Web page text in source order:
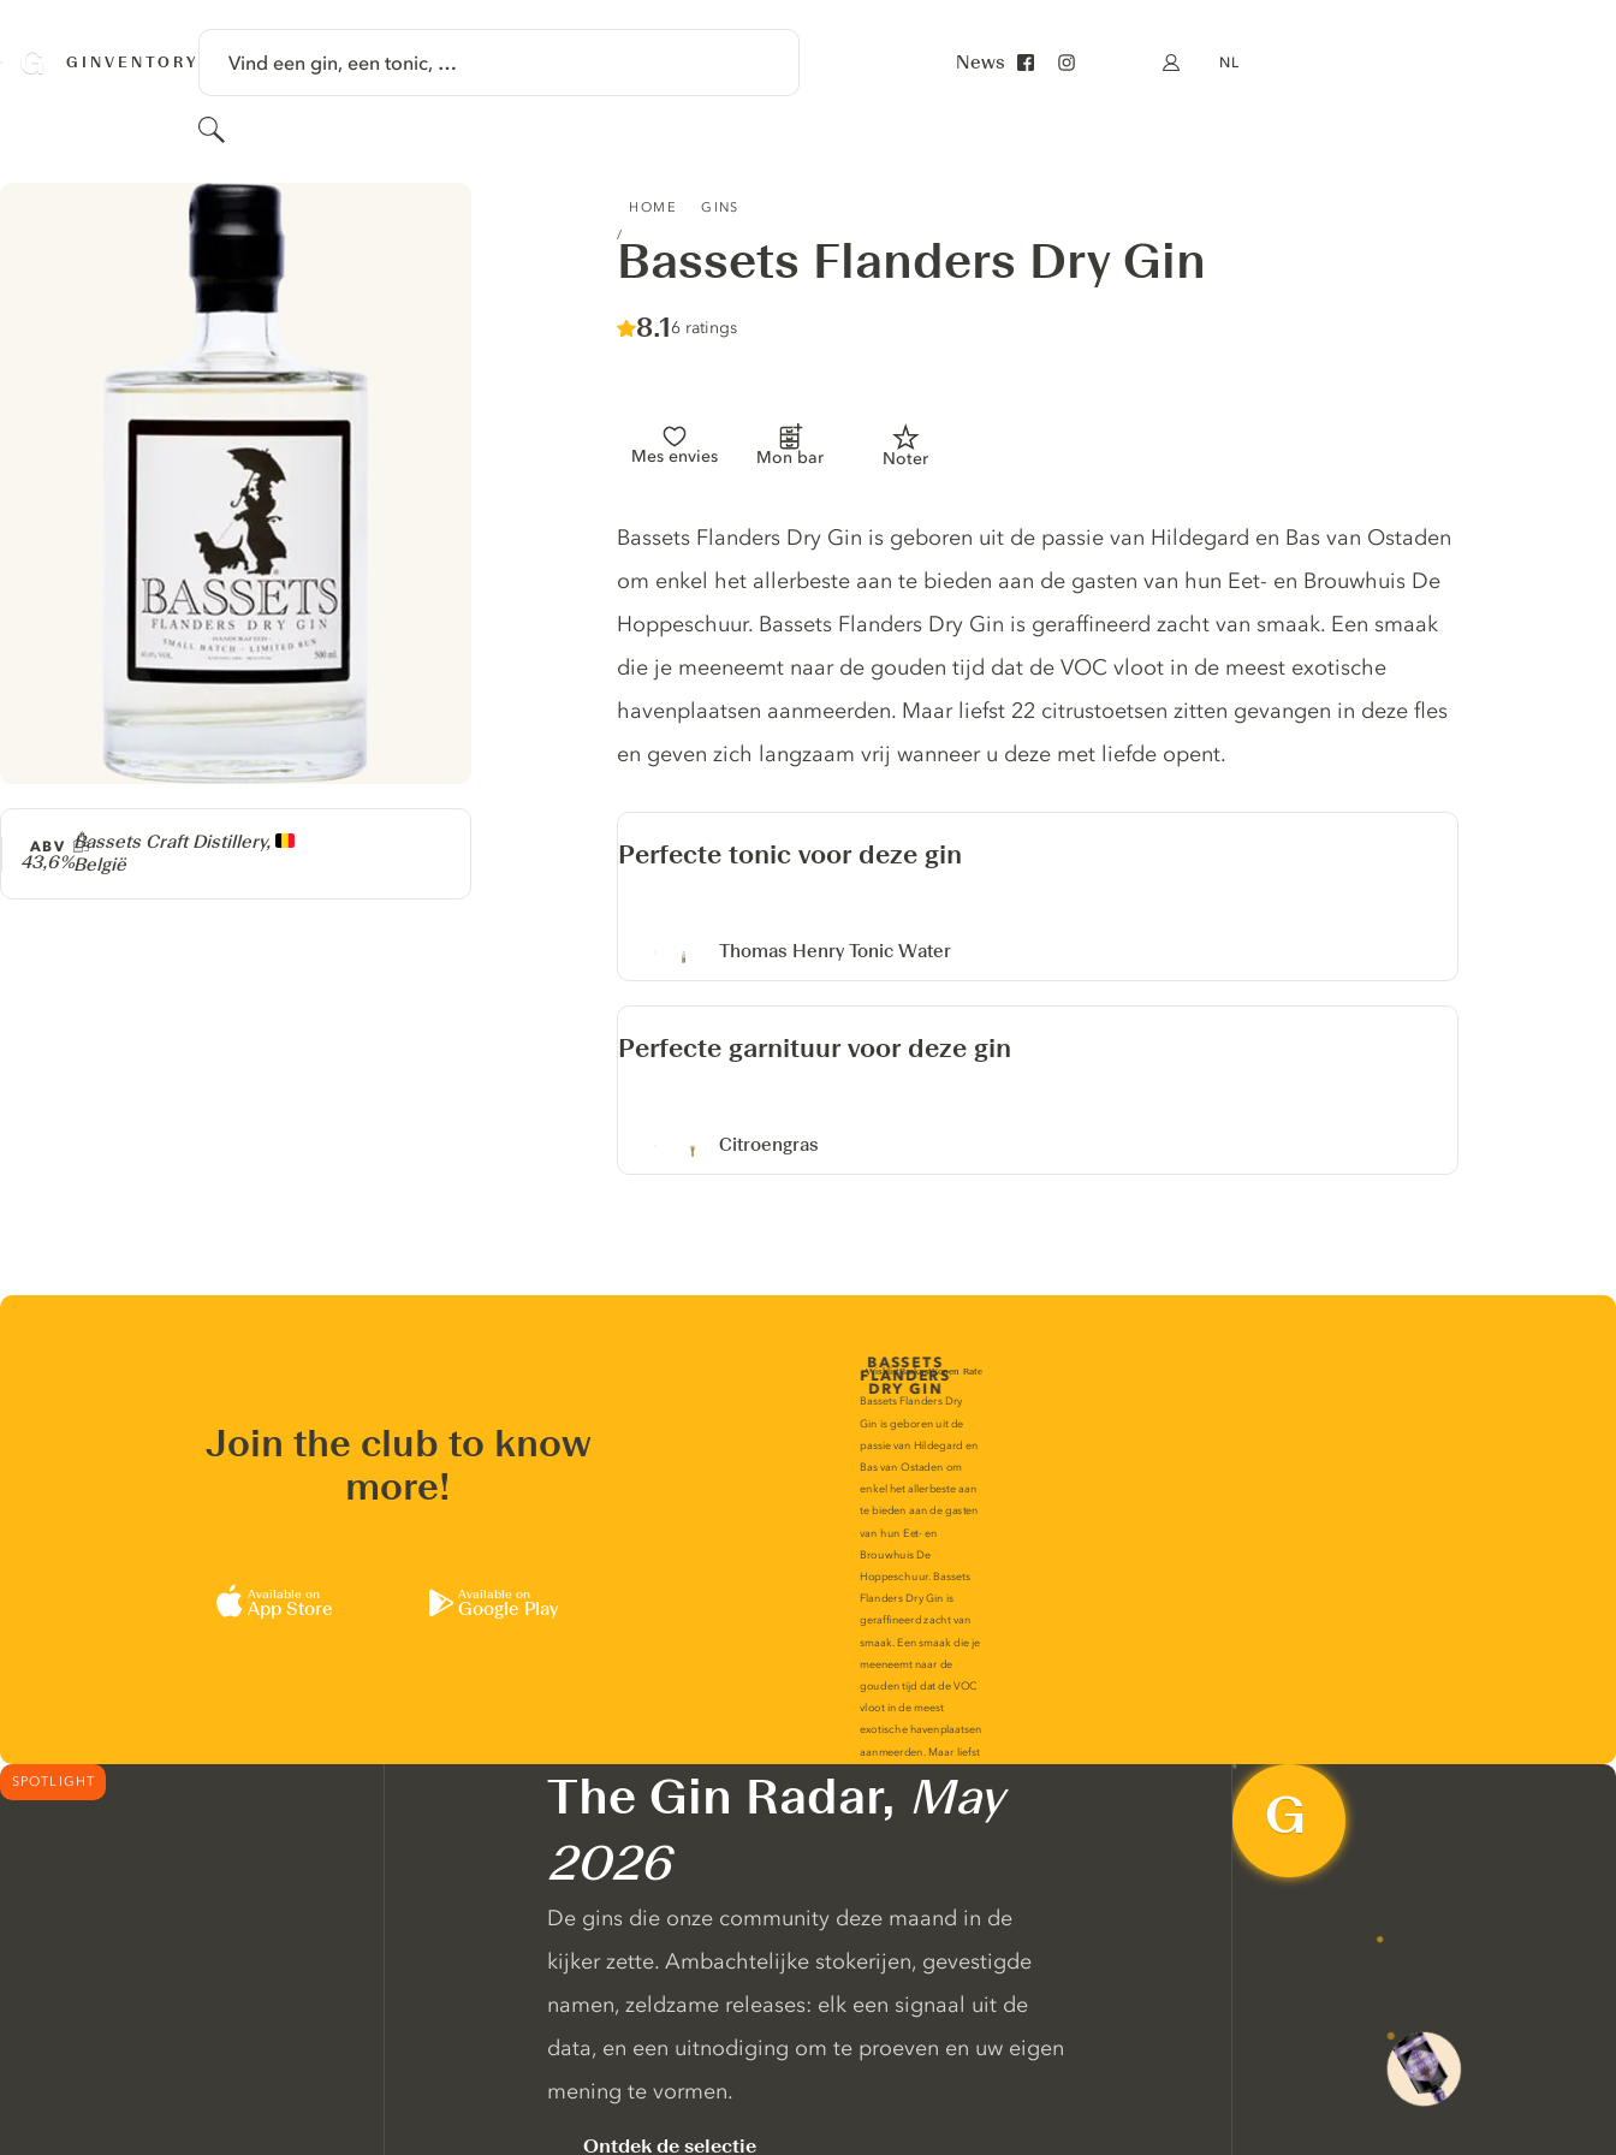
GINVENTORY Vind een gin, een tonic, …
Zoeken
News Mijn account
NL
HOME GINS
Bassets Flanders Dry Gin
Score :
8.1/ 10
6 ratings
Mes envies Mon bar Noter
Producer
Bassets Craft Distillery,
België
ABV
43,6%
Gin description
Bassets Flanders Dry Gin is geboren uit de passie van Hildegard en Bas van Ostaden
om enkel het allerbeste aan te bieden aan de gasten van hun Eet- en Brouwhuis De
Hoppeschuur. Bassets Flanders Dry Gin is geraffineerd zacht van smaak. Een smaak
die je meeneemt naar de gouden tijd dat de VOC vloot in de meest exotische
havenplaatsen aanmeerden. Maar liefst 22 citrustoetsen zitten gevangen in deze fles
en geven zich langzaam vrij wanneer u deze met liefde opent.
Perfecte tonic voor deze gin
Thomas Henry Tonic Water
Perfecte garnituur voor deze gin
Citroengras
Join the club to know
more!
Available on
App Store
Available on
Google Play
SPOTLIGHT The Gin Radar, May
2026
De gins die onze community deze maand in de
kijker zette. Ambachtelijke stokerijen, gevestigde
namen, zeldzame releases: elk een signaal uit de
data, en een uitnodiging om te proeven en uw eigen
mening te vormen.
Ontdek de selectie